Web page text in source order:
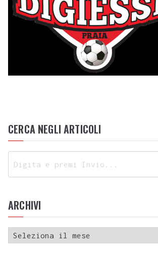
CERCA NEGLI ARTICOLI
ARCHIVI